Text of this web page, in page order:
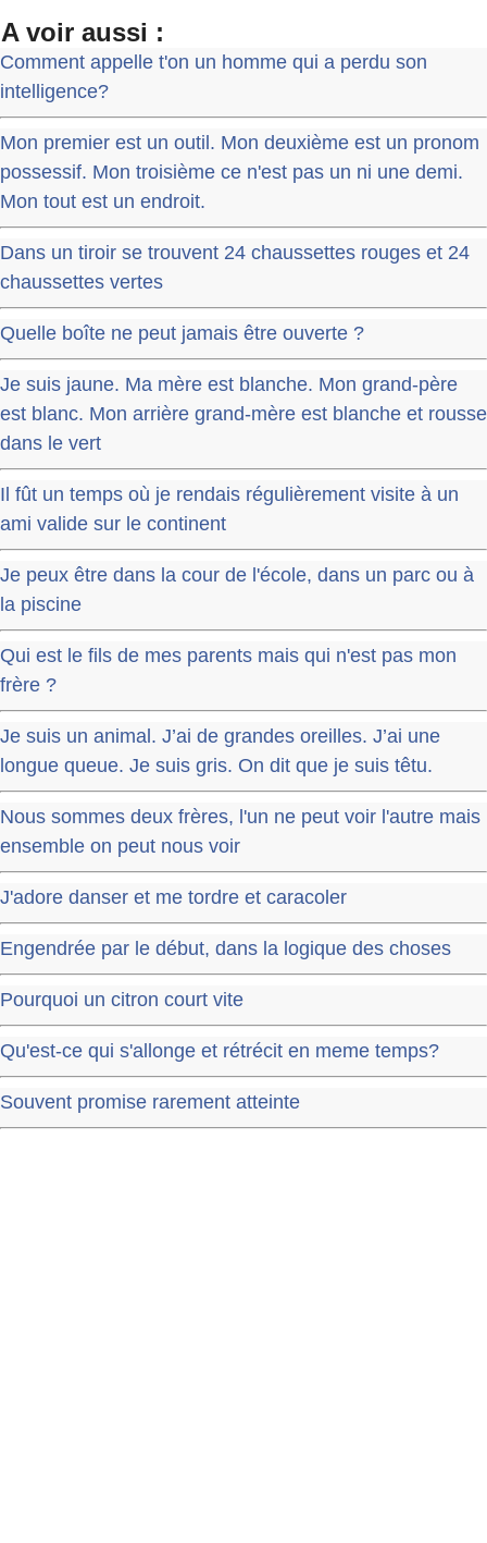
A voir aussi :
Comment appelle t'on un homme qui a perdu son
intelligence?
Mon premier est un outil. Mon deuxième est un pronom
possessif. Mon troisième ce n'est pas un ni une demi.
Mon tout est un endroit.
Dans un tiroir se trouvent 24 chaussettes rouges et 24
chaussettes vertes
Quelle boîte ne peut jamais être ouverte ?
Je suis jaune. Ma mère est blanche. Mon grand-père
est blanc. Mon arrière grand-mère est blanche et rousse
dans le vert
Il fût un temps où je rendais régulièrement visite à un
ami valide sur le continent
Je peux être dans la cour de l'école, dans un parc ou à
la piscine
Qui est le fils de mes parents mais qui n'est pas mon
frère ?
Je suis un animal. J’ai de grandes oreilles. J’ai une
longue queue. Je suis gris. On dit que je suis têtu.
Nous sommes deux frères, l'un ne peut voir l'autre mais
ensemble on peut nous voir
J'adore danser et me tordre et caracoler
Engendrée par le début, dans la logique des choses
Pourquoi un citron court vite
Qu'est-ce qui s'allonge et rétrécit en meme temps?
Souvent promise rarement atteinte